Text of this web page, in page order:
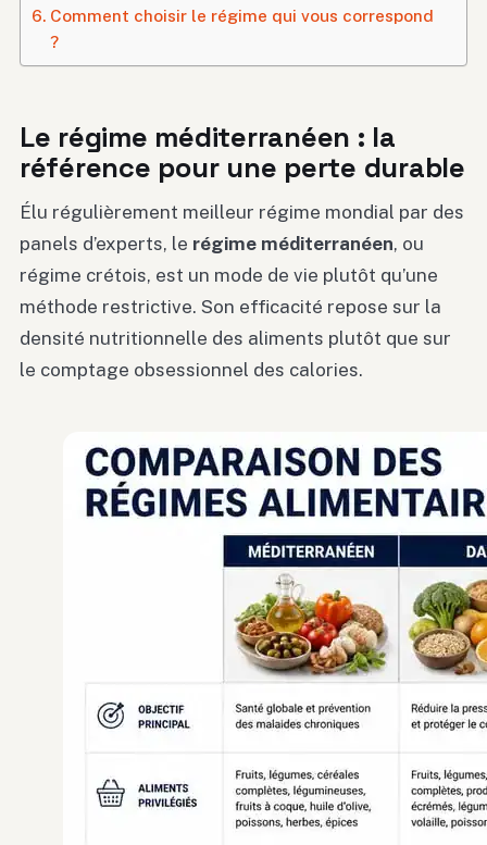
Comment choisir le régime qui vous correspond
?
Le régime méditerranéen : la
référence pour une perte durable
Élu régulièrement meilleur régime mondial par des
panels d’experts, le régime méditerranéen, ou
régime crétois, est un mode de vie plutôt qu’une
méthode restrictive. Son efficacité repose sur la
densité nutritionnelle des aliments plutôt que sur
le comptage obsessionnel des calories.